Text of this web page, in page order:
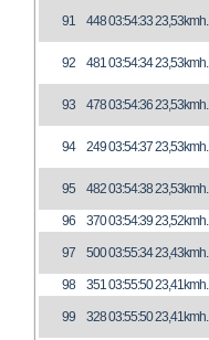
91 44803:54:3323,53kmh.
92 48103:54:3423,53kmh.
93 47803:54:3623,53kmh.
94 24903:54:3723,53kmh.
95 48203:54:3823,53kmh.
96
37003:54:3923,52kmh.
97 50003:55:3423,43kmh.
98
35103:55:5023,41kmh.
99 32803:55:5023,41kmh.